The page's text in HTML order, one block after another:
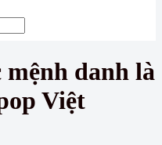
mệnh danh là
Việt